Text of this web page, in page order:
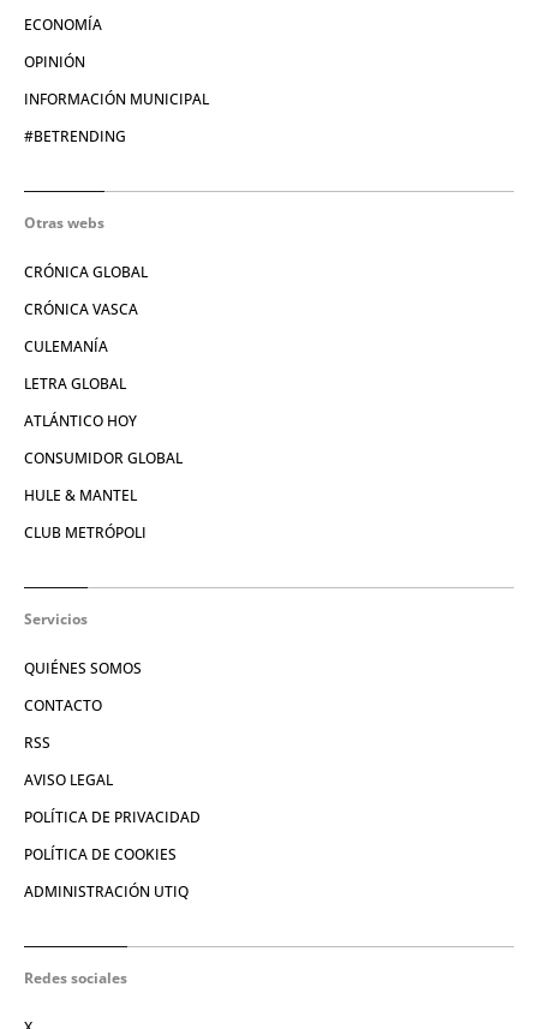
ECONOMÍA
OPINIÓN
INFORMACIÓN MUNICIPAL
#BETRENDING
Otras webs
CRÓNICA GLOBAL
CRÓNICA VASCA
CULEMANÍA
LETRA GLOBAL
ATLÁNTICO HOY
CONSUMIDOR GLOBAL
HULE & MANTEL
CLUB METRÓPOLI
Servicios
QUIÉNES SOMOS
CONTACTO
RSS
AVISO LEGAL
POLÍTICA DE PRIVACIDAD
POLÍTICA DE COOKIES
ADMINISTRACIÓN UTIQ
Redes sociales